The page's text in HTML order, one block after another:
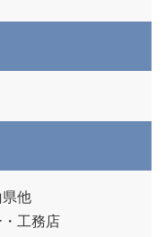
他
工務店